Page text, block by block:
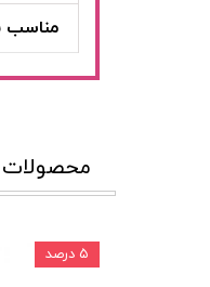
مناسب
محصولات
۵ درصد